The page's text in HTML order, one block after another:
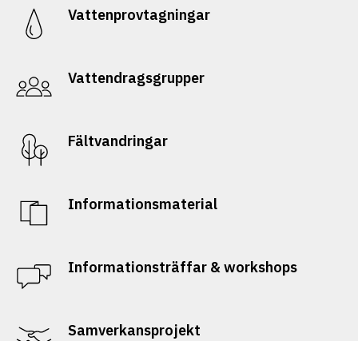
Vattenprovtagningar
Vattendragsgrupper
Fältvandringar
Informationsmaterial
Informationsträffar & workshops
Samverkansprojekt